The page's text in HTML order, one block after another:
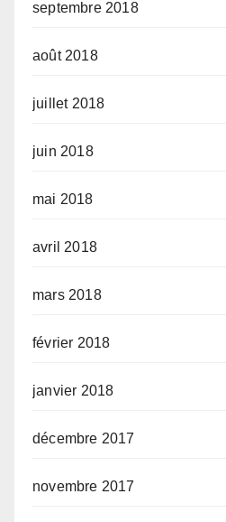
septembre 2018
août 2018
juillet 2018
juin 2018
mai 2018
avril 2018
mars 2018
février 2018
janvier 2018
décembre 2017
novembre 2017